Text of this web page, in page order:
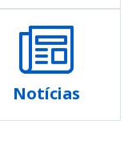
Notícias